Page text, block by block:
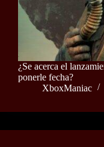
¿Se acerca el
ponerle fecha?
XboxManiac